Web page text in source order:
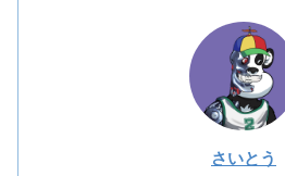
さいとう